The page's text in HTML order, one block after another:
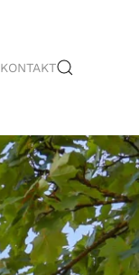
KONTAKT